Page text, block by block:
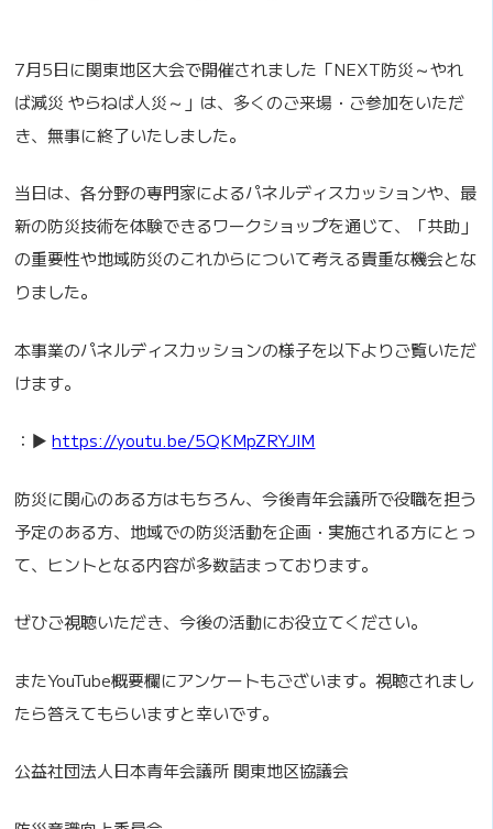
7月5日に関東地区大会で開催されました「NEXT防災～やれ
ば減災 やらねば人災～」は、多くのご来場・ご参加をいただ
き、無事に終了いたしました。
当日は、各分野の専門家によるパネルディスカッションや、最
新の防災技術を体験できるワークショップを通じて、「共助」
の重要性や地域防災のこれからについて考える貴重な機会とな
りました。
本事業のパネルディスカッションの様子を以下よりご覧いただ
けます。
：▶︎https://youtu.be/5QKMpZRYJlM
防災に関心のある方はもちろん、今後青年会議所で役職を担う
予定のある方、地域での防災活動を企画・実施される方にとっ
て、ヒントとなる内容が多数詰まっております。
ぜひご視聴いただき、今後の活動にお役立てください。
またYouTube概要欄にアンケートもございます。視聴されまし
たら答えてもらいますと幸いです。
公益社団法人日本青年会議所 関東地区協議会